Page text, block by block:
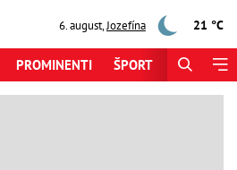
6. august,Jozefína 21 °C
PROMINENTI ŠPORT